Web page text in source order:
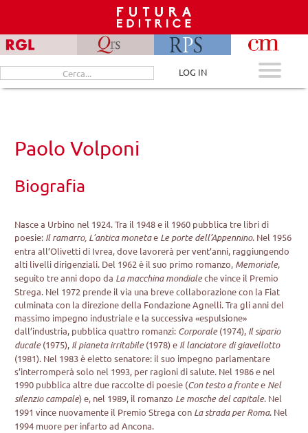
content
Cerca
per:
LOG IN
Paolo Volponi
Biografia
Nasce a Urbino nel 1924. Tra il 1948 e il 1960 pubblica tre libri di
poesie: Il ramarro, L’antica monetae Le porte dell’Appennino. Nel 1956
entra all’Olivetti di Ivrea, dove lavorerà per vent’anni, raggiungendo
alti livelli dirigenziali. Del 1962 è il suo primo romanzo, Memoriale,
seguito tre anni dopo da La macchina mondialeche vince il Premio
Strega. Nel 1972 prende il via una breve collaborazione con la Fiat
culminata con la direzione della Fondazione Agnelli. Tra gli anni del
massimo impegno industriale e la successiva «espulsione»
dall’industria, pubblica quattro romanzi: Corporale(1974), Il sipario
ducale(1975), Il pianeta irritabile(1978) e Il lanciatore di giavellotto
(1981). Nel 1983 è eletto senatore: il suo impegno parlamentare
s’interromperà solo nel 1993, per ragioni di salute. Nel 1986 e nel
1990 pubblica altre due raccolte di poesie (Con testo a frontee Nel
silenzio campale) e, nel 1989, il romanzo Le mosche del capitale. Nel
1991 vince nuovamente il Premio Strega con La strada per Roma. Nel
1994 muore per infarto ad Ancona.